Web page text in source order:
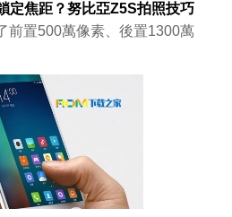
定焦距？努比亞Z5S拍照技巧
置500萬像素、後置1300萬